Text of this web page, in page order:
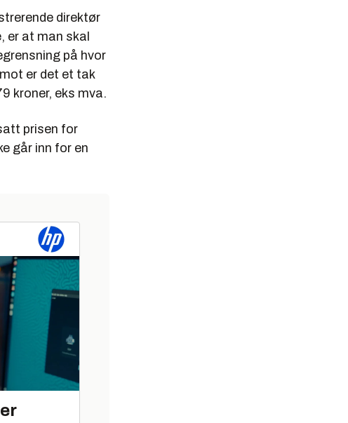
direktør
er at man skal
på hvor
er det et tak
kroner, eks mva.
prisen for
går inn for en